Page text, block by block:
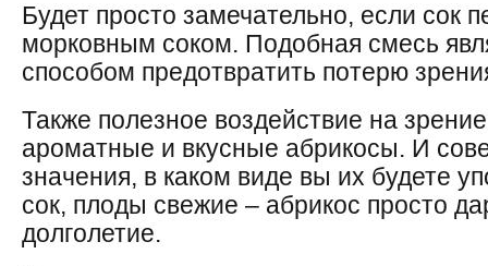
Будет просто замечательно, если сок
морковным соком. Подобная смесь
способом предотвратить потерю
Также полезное воздействие на
ароматные и вкусные абрикосы. И
значения, в каком виде вы их будете
сок, плоды свежие – абрикос просто
долголетие.